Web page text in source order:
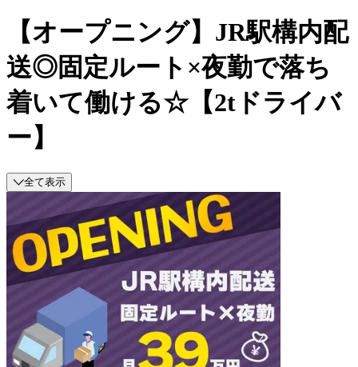
【オープニング】JR駅構内配
送◎固定ルート×夜勤で落ち
着いて働ける☆【2tドライバ
ー】
全て表示